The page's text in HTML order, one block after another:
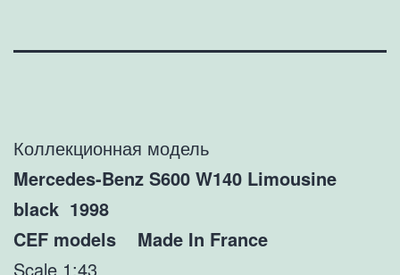
Коллекционная модель
Mercedes-Benz S600 W140 Limousine
black 1998
CEF models Made In France
Scale 1:43